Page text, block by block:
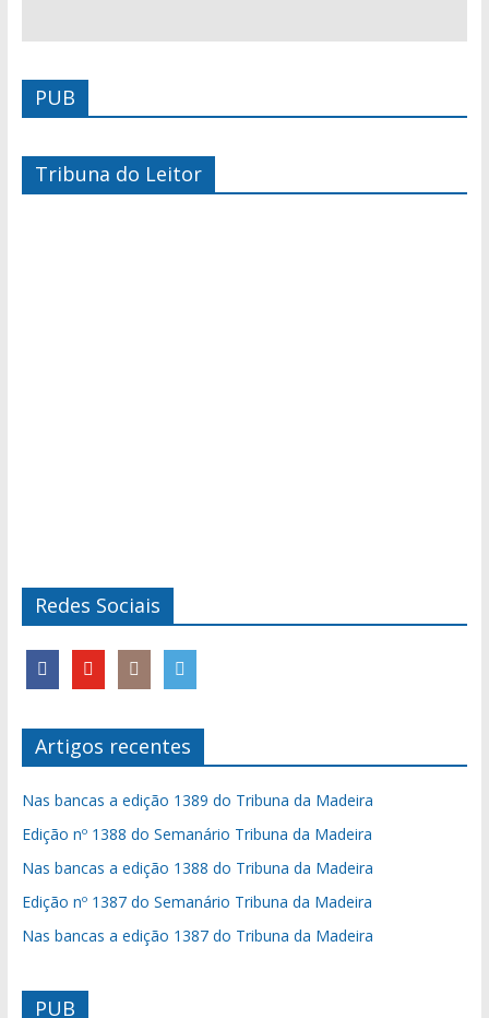
PUB
Tribuna do Leitor
Redes Sociais
Artigos recentes
Nas bancas a edição 1389 do Tribuna da Madeira
Edição nº 1388 do Semanário Tribuna da Madeira
Nas bancas a edição 1388 do Tribuna da Madeira
Edição nº 1387 do Semanário Tribuna da Madeira
Nas bancas a edição 1387 do Tribuna da Madeira
PUB